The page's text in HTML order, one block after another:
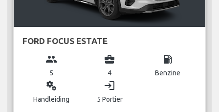
FORD FOCUS ESTATE
group
5
business_center
4
local_gas_station
Benzine
miscellaneous_services
Handleiding
login
5 Portier